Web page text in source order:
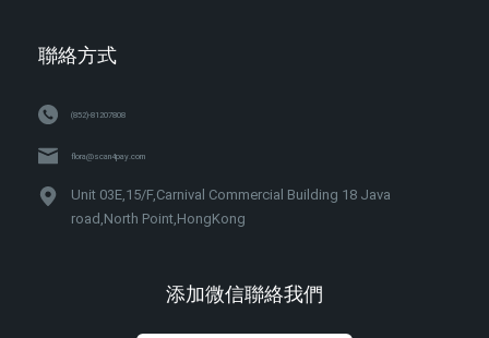
聯絡方式
(852)-81207808
flora@scan4pay.com
Unit 03E,15/F,Carnival Commercial Building 18 Java
road,North Point,HongKong
添加微信聯絡我們